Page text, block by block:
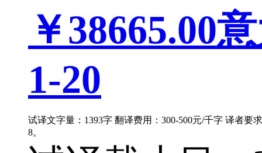
￥38665.00
1-20
试译文字量：1393字 翻译费用：300-500元/千字 译者要
8。